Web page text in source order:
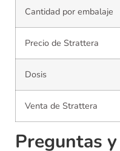
Cantidad por embalaje
Precio de Strattera
Dosis
Venta de Strattera
Preguntas